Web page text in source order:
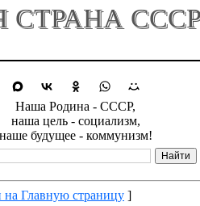
СТРАНА
Наша Родина - СССР,
наша цель - социализм,
наше будущее - коммунизм!
на Главную страницу ]